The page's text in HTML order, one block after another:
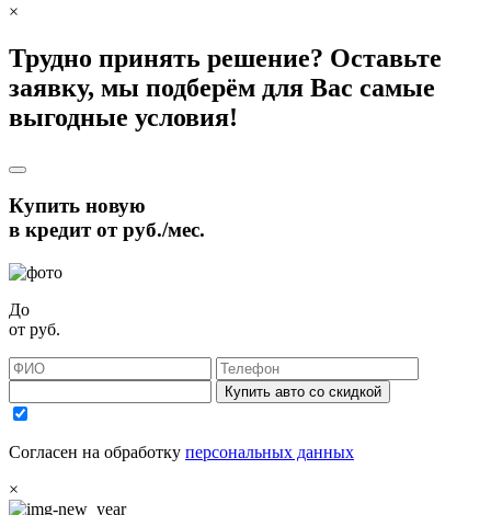
×
Трудно принять решение? Оставьте
заявку, мы подберём для Вас самые
выгодные условия!
Купить новую
в кредит отруб./мес.
До
от руб.
Купить авто со скидкой
Согласен на обработку персональных данных
×